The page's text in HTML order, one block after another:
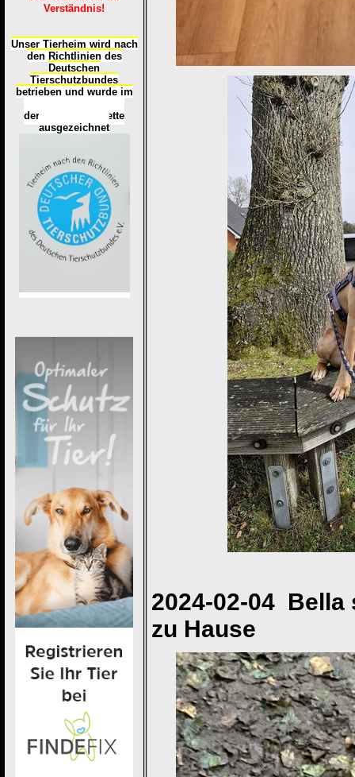
Verständnis!
Unser Tierheim wird nach
den Richtlinien des
Deutschen
Tierschutzbundes
betrieben und wurde im
der
Tierheimplakette
ausgezeichnet
2024-02-04
zu Hause